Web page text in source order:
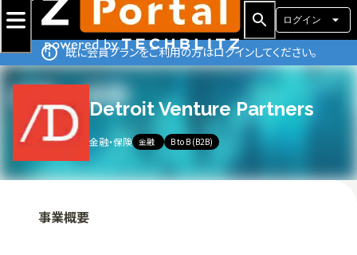
ログイン
既に会員プランをご利用の方はログインしてください。
Detroit Venture Partners
金融・保険 金融 B to B (B2B)
事業概要